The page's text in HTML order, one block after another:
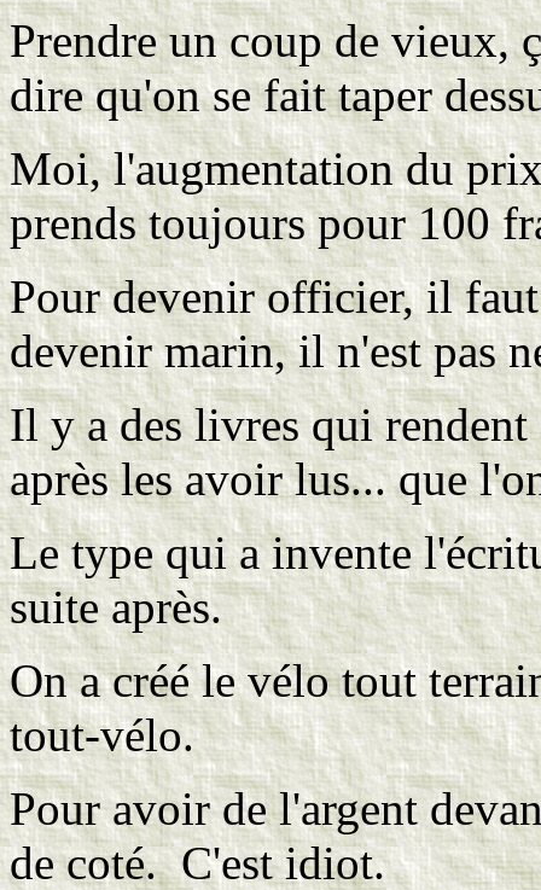
Prendre un coup de vieux,
dire qu'on se fait taper
Moi, l'augmentation du
prends toujours pour 100
Pour devenir officier, il
devenir marin, il n'est pas
Il y a des livres qui rendent
après les avoir lus... que
Le type qui a invente
suite après.
On a créé le vélo tout
tout-vélo.
Pour avoir de l'argent
de coté. C'est idiot.